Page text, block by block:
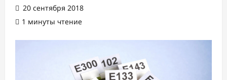
20 сентября 2018
1 минуты чтение